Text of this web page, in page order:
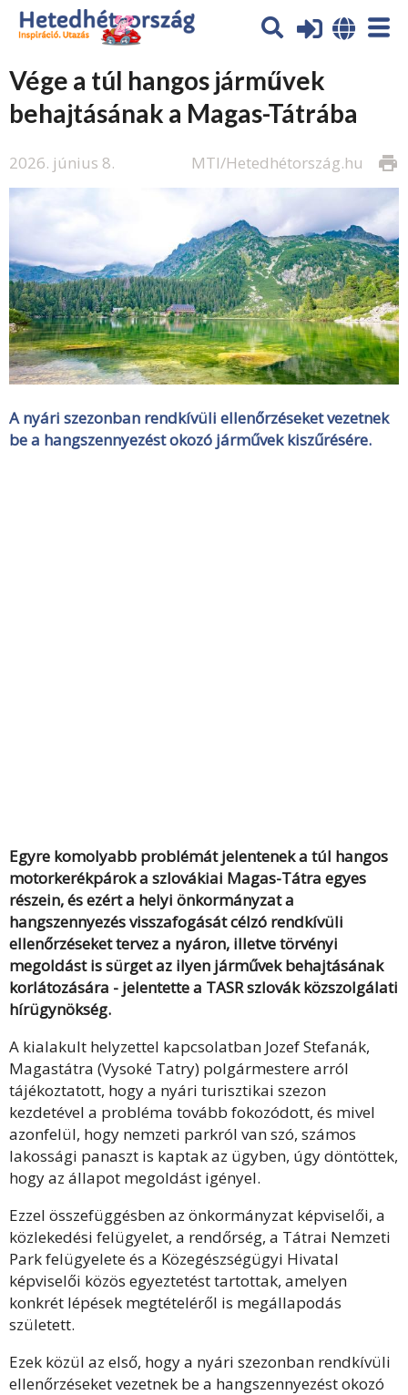
Vége a túl hangos járművek
behajtásának a Magas-Tátrába
2026. június 8. print
MTI/Hetedhétország.hu
A nyári szezonban rendkívüli ellenőrzéseket vezetnek
be a hangszennyezést okozó járművek kiszűrésére.
Egyre komolyabb problémát jelentenek a túl hangos
motorkerékpárok a szlovákiai Magas-Tátra egyes
részein, és ezért a helyi önkormányzat a
hangszennyezés visszafogását célzó rendkívüli
ellenőrzéseket tervez a nyáron, illetve törvényi
megoldást is sürget az ilyen járművek behajtásának
korlátozására - jelentette a TASR szlovák közszolgálati
hírügynökség.
A kialakult helyzettel kapcsolatban Jozef Stefanák,
Magastátra (Vysoké Tatry) polgármestere arról
tájékoztatott, hogy a nyári turisztikai szezon
kezdetével a probléma tovább fokozódott, és mivel
azonfelül, hogy nemzeti parkról van szó, számos
lakossági panaszt is kaptak az ügyben, úgy döntöttek,
hogy az állapot megoldást igényel.
Ezzel összefüggésben az önkormányzat képviselői, a
közlekedési felügyelet, a rendőrség, a Tátrai Nemzeti
Park felügyelete és a Közegészségügyi Hivatal
képviselői közös egyeztetést tartottak, amelyen
konkrét lépések megtételéről is megállapodás
született.
Ezek közül az első, hogy a nyári szezonban rendkívüli
ellenőrzéseket vezetnek be a hangszennyezést okozó